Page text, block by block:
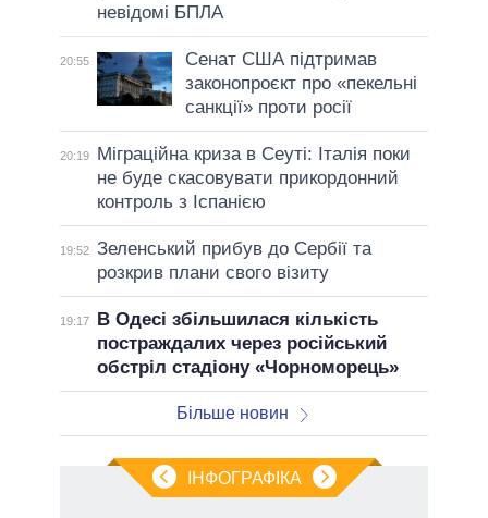
невідомі БПЛА
20:55
Сенат США підтримав
законопроєкт про «пекельні
санкції» проти росії
20:19
Міграційна криза в Сеуті: Італія поки
не буде скасовувати прикордонний
контроль з Іспанією
19:52 Зеленський прибув до Сербії та
розкрив плани свого візиту
19:17
В Одесі збільшилася кількість
постраждалих через російський
обстріл стадіону «Чорноморець»
Більше новин
ІНФОГРАФІКА